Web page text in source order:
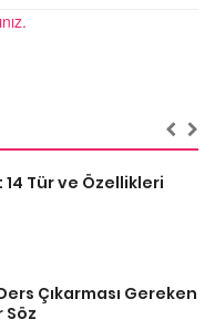
Tür ve Özellikleri
Çıkarması Gereken
Söz